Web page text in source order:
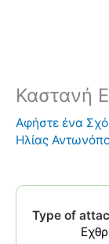
Καστανή
Αφήστε ένα
Ηλίας
Type of